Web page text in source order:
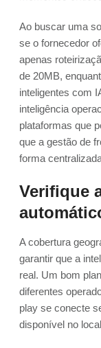
Ao buscar uma
se o fornecedor
apenas
de 20MB,
inteligentes com
inteligência
plataformas que
que a gestão de
forma
Verifique
A cobertura
garantir que a
real. Um bom
diferentes
play se conecte
disponível no